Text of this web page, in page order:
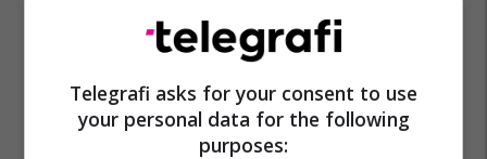
Telegrafi asks for your consent to use
your personal data for the following
purposes: